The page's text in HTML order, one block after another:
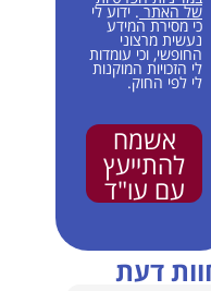
של האתר. ידוע לי
כי מסירת המידע
נעשית מרצוני
החופשי, וכי עומדות
לי הזכויות המוקנות
לי לפי החוק.
אשמח
להתייעץ
עם עו"ד
דעת